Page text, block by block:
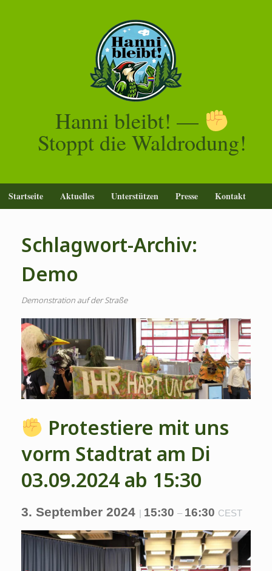
Hanni bleibt! —
Stoppt die Waldrodung!
Startseite Aktuelles Unterstützen Presse Kontakt
Schlagwort-Archiv:
Demo
Demonstration auf der Straße
Protestiere mit uns
vorm Stadtrat am Di
03.09.2024 ab 15:30
3. September 2024 | 15:30 – 16:30 CEST